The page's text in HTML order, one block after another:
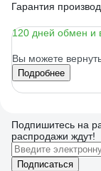
Гарантия
120 дней обмен и
Вы можете
Подробнее
Подпишитесь на
распродажи ждут!
Подписаться